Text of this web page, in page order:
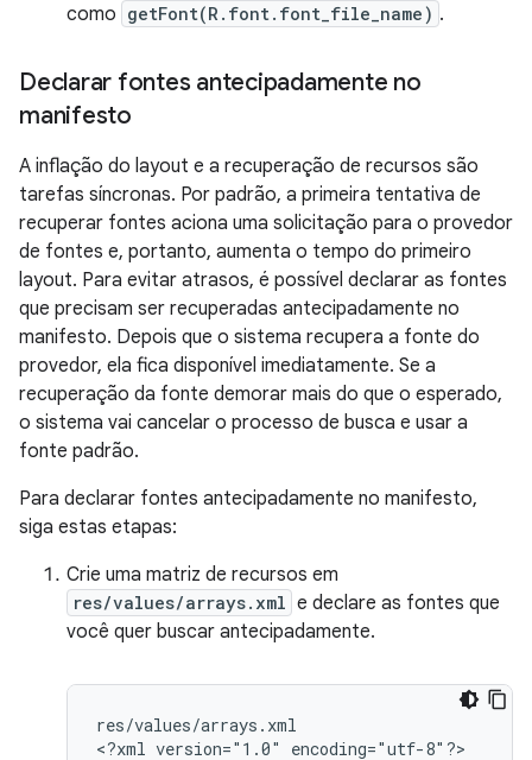
como getFont(R.font.font_file_name) .
Declarar fontes antecipadamente no
manifesto
A inflação do layout e a recuperação de recursos são
tarefas síncronas. Por padrão, a primeira tentativa de
recuperar fontes aciona uma solicitação para o provedor
de fontes e, portanto, aumenta o tempo do primeiro
layout. Para evitar atrasos, é possível declarar as fontes
que precisam ser recuperadas antecipadamente no
manifesto. Depois que o sistema recupera a fonte do
provedor, ela fica disponível imediatamente. Se a
recuperação da fonte demorar mais do que o esperado,
o sistema vai cancelar o processo de busca e usar a
fonte padrão.
Para declarar fontes antecipadamente no manifesto,
siga estas etapas:
Crie uma matriz de recursos em
res/values/arrays.xml e declare as fontes que
você quer buscar antecipadamente.
res/values/arrays.xml
<?xml version="1.0" encoding="utf-8"?>